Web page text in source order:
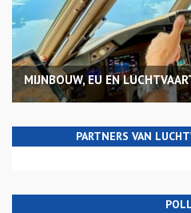
MIJNBOUW, EU EN
PARTNERS VAN
POLL